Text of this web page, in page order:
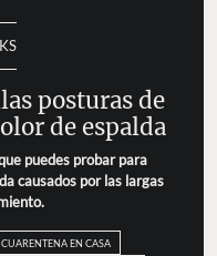
posturas de
de espalda
puedes probar para
causados por las largas
CUARENTENA EN CASA